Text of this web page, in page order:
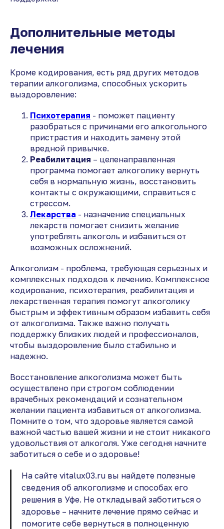
Дополнительные методы
лечения
Кроме кодирования, есть ряд других методов
терапии алкоголизма, способных ускорить
выздоровление:
Психотерапия - поможет пациенту
разобраться с причинами его алкогольного
пристрастия и находить замену этой
вредной привычке.
Реабилитация – целенаправленная
программа помогает алкоголику вернуть
себя в нормальную жизнь, восстановить
контакты с окружающими, справиться с
стрессом.
Лекарства - назначение специальных
лекарств помогает снизить желание
употреблять алкоголь и избавиться от
возможных осложнений.
Алкоголизм - проблема, требующая серьезных и
комплексных подходов к лечению. Комплексное
кодирование, психотерапия, реабилитация и
лекарственная терапия помогут алкоголику
быстрым и эффективным образом избавить себя
от алкоголизма. Также важно получать
поддержку близких людей и профессионалов,
чтобы выздоровление было стабильно и
надежно.
Восстановление алкоголизма может быть
осуществлено при строгом соблюдении
врачебных рекомендаций и сознательном
желании пациента избавиться от алкоголизма.
Помните о том, что здоровье является самой
важной частью вашей жизни и не стоит никакого
удовольствия от алкоголя. Уже сегодня начните
заботиться о себе и о здоровье!
На сайте vitalux03.ru вы найдете полезные
сведения об алкоголизме и способах его
решения в Уфе. Не откладывай заботиться о
здоровье – начните лечение прямо сейчас и
помогите себе вернуться в полноценную